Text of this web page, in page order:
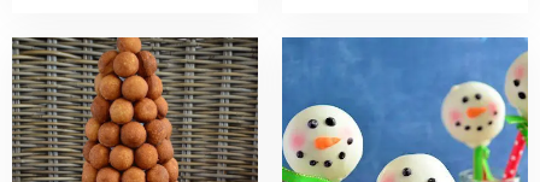
Read
more
about
Prosecco
Cake
about
Sneeuwpop
Cake